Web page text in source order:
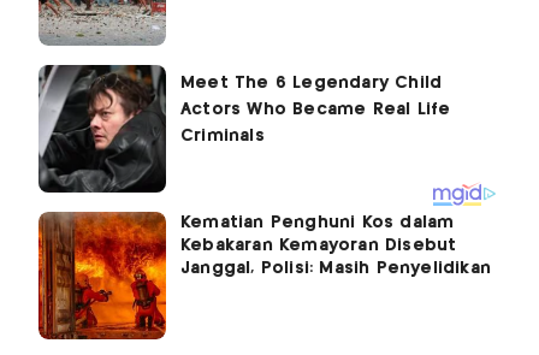
Kematian Penghuni Kos dalam
Kebakaran Kemayoran Disebut
Janggal, Polisi: Masih Penyelidikan